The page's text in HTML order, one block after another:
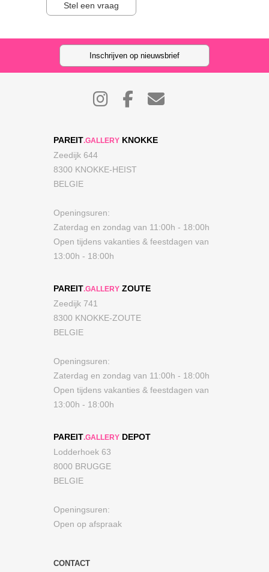
Stel een vraag
Inschrijven op nieuwsbrief
PAREIT .GALLERY KNOKKE
Zeedijk 644
8300 KNOKKE-HEIST
BELGIE
Openingsuren:
Zaterdag en zondag van 11:00h - 18:00h
Open tijdens vakanties & feestdagen van
13:00h - 18:00h
PAREIT .GALLERY ZOUTE
Zeedijk 741
8300 KNOKKE-ZOUTE
BELGIE
Openingsuren:
Zaterdag en zondag van 11:00h - 18:00h
Open tijdens vakanties & feestdagen van
13:00h - 18:00h
PAREIT .GALLERY DEPOT
Lodderhoek 63
8000 BRUGGE
BELGIE
Openingsuren:
Open op afspraak
CONTACT